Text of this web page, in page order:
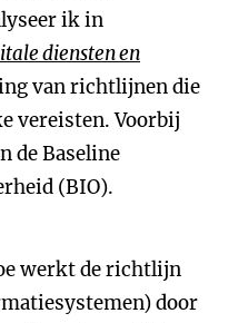
ik in
diensten en
van richtlijnen die
vereisten. Voorbij
de Baseline
(BIO).
werkt de richtlijn
door